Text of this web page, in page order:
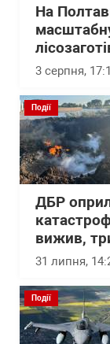
На
3 серпня,
Події
ДБР
вижив,
31 липня,
Події